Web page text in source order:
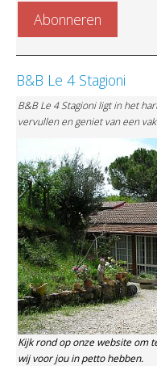
B&B Le 4 Stagioni
B&B Le 4 Stagioni ligt in het
vervullen en geniet van een
Kijk rond op onze website om
wij voor jou in petto hebben.